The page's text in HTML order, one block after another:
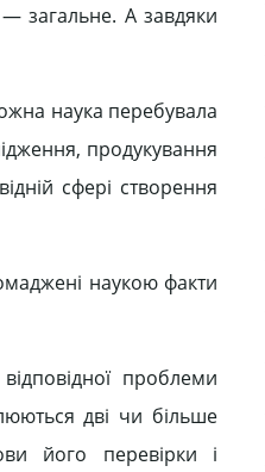
загальне. А завдяки
наука перебувала
продукування
сфері створення
наукою факти
проблеми
дві чи більше
його перевірки і